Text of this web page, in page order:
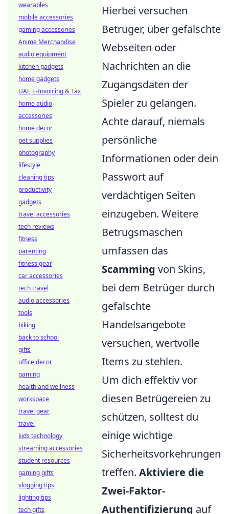
Hierbei versuchen
Betrüger, über gefälschte
Webseiten oder
Nachrichten an die
Zugangsdaten der
Spieler zu gelangen.
Achte darauf, niemals
persönliche
Informationen oder dein
Passwort auf
verdächtigen Seiten
einzugeben. Weitere
Betrugsmaschen
umfassen das
Scamming von Skins,
bei dem Betrüger durch
gefälschte
Handelsangebote
versuchen, wertvolle
Items zu stehlen.
Um dich effektiv vor
diesen Betrügereien zu
schützen, solltest du
einige wichtige
Sicherheitsvorkehrungen
treffen. Aktiviere die
Zwei-Faktor-
Authentifizierung auf
wearables
mobile accessories
gaming accessories
Anime Merchandise
audio equipment
kitchen gadgets
home gadgets
UAE E-Invoicing & Tax
home audio
accessories
home decor
pet supplies
photography
lifestyle
cleaning tips
productivity
gadgets
travel accessories
tech reviews
fitness
parenting
fitness gear
car accessories
tech travel
audio accessories
tools
biking
back to school
gifts
office decor
gaming
health and wellness
workspace
travel gear
travel
kids technology
streaming accessories
student resources
gaming gifts
vlogging tips
lighting tips
tech gifts